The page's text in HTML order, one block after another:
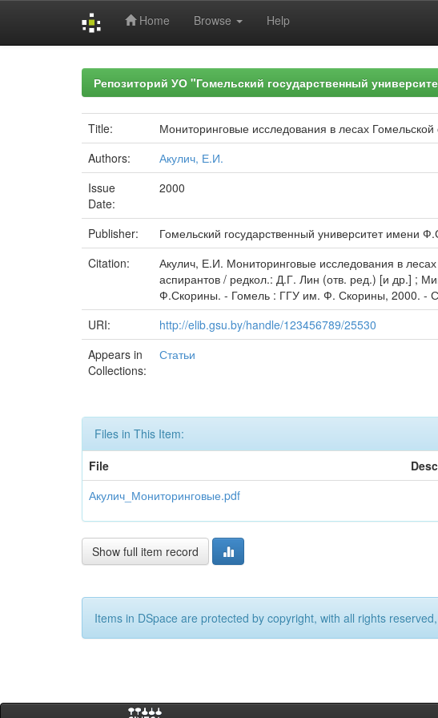
Home Browse Help
Репозиторий УО "Гомельский государственный
Title:
Мониторинговые исследования в лесах Гомельской
Authors:
Акулич, Е.И.
Issue
Date:
2000
Publisher:
Гомельский государственный университет имени
Citation:
Акулич, Е.И. Мониторинговые исследования в
аспирантов / редкол.: Д.Г. Лин (отв. ред.) [и др.] ;
Ф.Скорины. - Гомель : ГГУ им. Ф. Скорины, 2000. -
URI:
http://elib.gsu.by/handle/123456789/25530
Appears in
Collections:
Статьи
Files in This Item:
File
Акулич_Мониторинговые.pdf
Show full item record
Items in DSpace are protected by copyright, with all rights